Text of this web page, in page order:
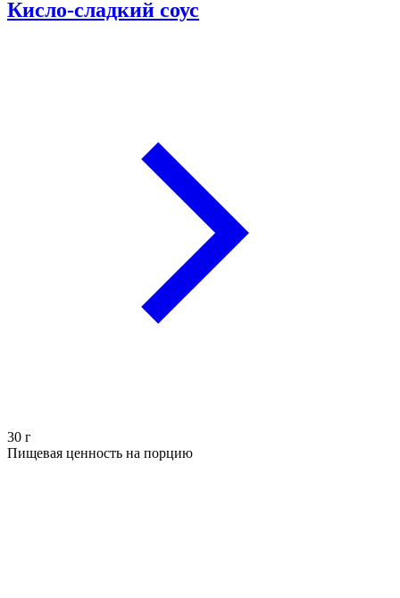
Кисло-сладкий соус
30 г
Пищевая ценность на порцию